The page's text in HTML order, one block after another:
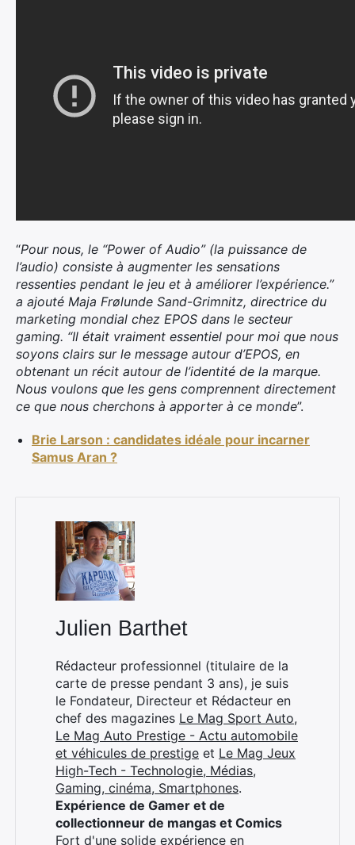
“Pour nous, le “Power of Audio” (la puissance de
l’audio) consiste à augmenter les sensations
ressenties pendant le jeu et à améliorer l’expérience.”
a ajouté Maja Frølunde Sand-Grimnitz, directrice du
marketing mondial chez EPOS dans le secteur
gaming. “Il était vraiment essentiel pour moi que nous
soyons clairs sur le message autour d’EPOS, en
obtenant un récit autour de l’identité de la marque.
Nous voulons que les gens comprennent directement
ce que nous cherchons à apporter à ce monde”.
Brie Larson : candidates idéale pour incarner
Samus Aran ?
Julien Barthet
Rédacteur professionnel (titulaire de la
carte de presse pendant 3 ans), je suis
le Fondateur, Directeur et Rédacteur en
chef des magazines Le Mag Sport Auto,
Le Mag Auto Prestige - Actu automobile
et véhicules de prestige et Le Mag Jeux
High-Tech - Technologie, Médias,
Gaming, cinéma, Smartphones.
Expérience de Gamer et de
collectionneur de mangas et Comics
Fort d'une solide expérience en